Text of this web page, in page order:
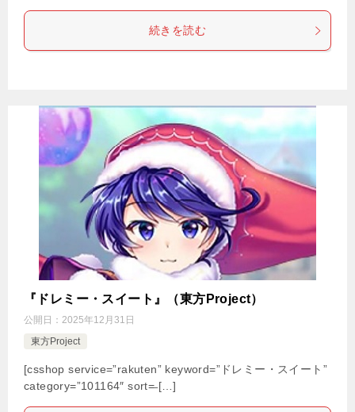
続きを読む
『ドレミー・スイート』（東方Project）
公開日： 2025年12月31日
東方Project
[csshop service=”rakuten” keyword=”ドレミー・スイート”
category=”101164″ sort=̶ […]